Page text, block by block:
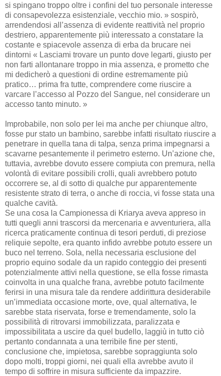
si spingano troppo oltre i confini del tuo personale interesse
di consapevolezza esistenziale, vecchio mio. » sospirò,
arrendendosi all’assenza di evidente reattività nel proprio
destriero, apparentemente più interessato a constatare la
costante e spiacevole assenza di erba da brucare nei
dintorni « Lasciami trovare un punto dove legarti, giusto per
non farti allontanare troppo in mia assenza, e prometto che
mi dedicherò a questioni di ordine estremamente più
pratico… prima fra tutte, comprendere come riuscire a
varcare l’accesso al Pozzo del Sangue, nel considerare un
accesso tanto minuto. »
Improbabile, non solo per lei ma anche per chiunque altro,
fosse pur stato un bambino, sarebbe infatti risultato riuscire a
penetrare in quella tana di talpa, senza prima impegnarsi a
scavarne pesantemente il perimetro esterno. Un’azione che,
tuttavia, avrebbe dovuto essere compiuta con premura, nella
volontà di evitare possibili crolli, quali avrebbero potuto
occorrere se, al di sotto di qualche pur apparentemente
resistente strato di terra, o anche di roccia, vi fosse stata una
qualche cavità.
Se una cosa la Campionessa di Kriarya aveva appreso in
tutti quegli anni trascorsi da mercenaria e avventuriera, alla
ricerca praticamente continua di tesori perduti, di preziose
reliquie sepolte, era quanto infido avrebbe potuto essere un
buco nel terreno. Sola, nella necessaria esclusione del
proprio equino sodale da un rapido conteggio dei presenti
potenzialmente attivi nella questione, se ella fosse rimasta
coinvolta in una qualche frana, avrebbe potuto facilmente
ferirsi in una misura tale da rendere addirittura desiderabile
un’immediata occasione morte, ove, qual alternativa, le
sarebbe stata riservata, forse e tremendamente, solo la
possibilità di ritrovarsi immobilizzata, paralizzata e
impossibilitata a uscire da quel budello, laggiù in tutto ciò
pertanto condannata a una terribile fine per stenti,
conclusione che, impietosa, sarebbe sopraggiunta solo
dopo molti, troppi giorni, nei quali ella avrebbe avuto il
tempo di soffrire in misura sufficiente da impazzire.